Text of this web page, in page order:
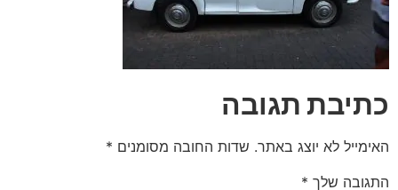
כתיבת תגובה
האימייל לא יוצג באתר. שדות החובה מסומנים *
התגובה שלך *